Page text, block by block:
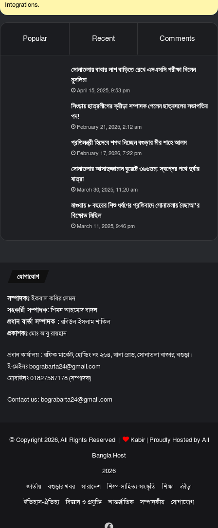
Integrations.
Popular Recent Comments
সোনাতলায় বাবার লাশ বাড়িতে রেখে এসএসসি পরীক্ষা দিলেন
মুসলিমা
April 15, 2025, 9:53 pm
সিংড়ায় ছাত্রলীগের ক্রীড়া সম্পাদক পেলেন ছাত্রদলের সভাপতির
পদ!
February 21, 2025, 2:12 am
প্রতিমন্ত্রী হিসেবে শপথ নিচ্ছেন বগুড়ার মীর শাহে আলম
February 17, 2026, 7:22 pm
সোনাতলার আসাদুজ্জামান বুয়েটে ৩৬৬তম; স্বপ্নের পথে দুর্বার
যাত্রা
March 30, 2025, 11:20 am
মাগুরায় ৮ বছরের শিশু ধর্ষণের প্রতিবাদে সোনাতলায় বৈছাআ’র
বিক্ষোভ মিছিল
March 11, 2025, 9:46 pm
যোগাযোগ
সম্পাদকঃইকবাল কবির লেমন
সহকারী সম্পাদক:শিমন আহম্মেদ বাদল
প্রধান বার্তা সম্পাদক :রবিউল ইসলাম শাকিল
প্রকাশকঃমোঃ আবু রায়হান
প্রধান কার্যালয় : রফিক মার্কেট, হোল্ডিং নং ২৬৪, থানা রোড, সোনাতলা বাজার, বগুড়া।
ই-মেইলঃ bograbarta24@gmail.com
মোবাইলঃ 01827587178 (সম্পাদক)
Contact us: bograbarta24@gmail.com
© Copyright 2026, All Rights Reserved | Kabir| Proudly Hosted by All
Bangla Host
2026
জাতীয়
বগুড়ার খবর সারাদেশ শিল্প-সাহিত্য-সংস্কৃতি শিক্ষা
ক্রীড়া
ইতিহাস-ঐতিহ্য
বিজ্ঞান ও প্রযুক্তি আন্তর্জাতিক সম্পাদকীয় যোগাযোগ